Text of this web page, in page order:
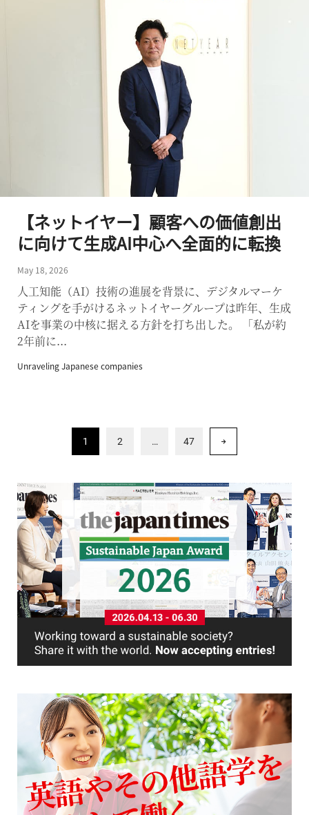
【ネットイヤー】顧客への価値創出
に向けて生成AI中心へ全面的に転換
May 18, 2026
人工知能（AI）技術の進展を背景に、デジタルマーケ
ティングを手がけるネットイヤーグループは昨年、生成
AIを事業の中核に据える方針を打ち出した。 「私が約
2年前に...
Unraveling Japanese companies
1 2 … 47